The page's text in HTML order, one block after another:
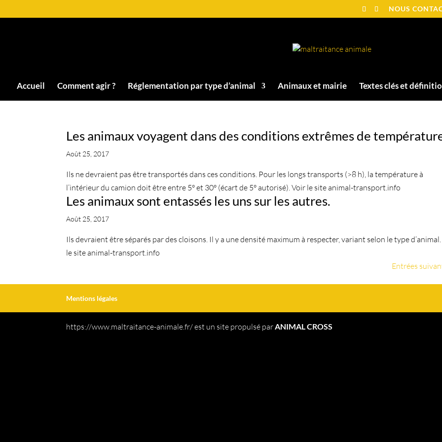
NOUS
Accueil Comment agir ? Réglementation par type d’animal Animaux et mairie Textes clés et
Les animaux voyagent dans des conditions extrêmes de
Août 25, 2017
Ils ne devraient pas être transportés dans ces conditions. Pour les longs transports (>8 h), la température à
l’intérieur du camion doit être entre 5° et 30° (écart de 5° autorisé). Voir le site animal-transport.info
Les animaux sont entassés les uns sur les autres.
Août 25, 2017
Ils devraient être séparés par des cloisons. Il y a une densité maximum à respecter, variant selon le type
le site animal-transport.info
Entrées
Mentions légales
https://www.maltraitance-animale.fr/ est un site propulsé parANIMAL CROSS